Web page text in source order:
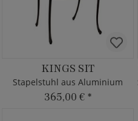
KINGS SIT
Stapelstuhl aus Aluminium
365,00 € *